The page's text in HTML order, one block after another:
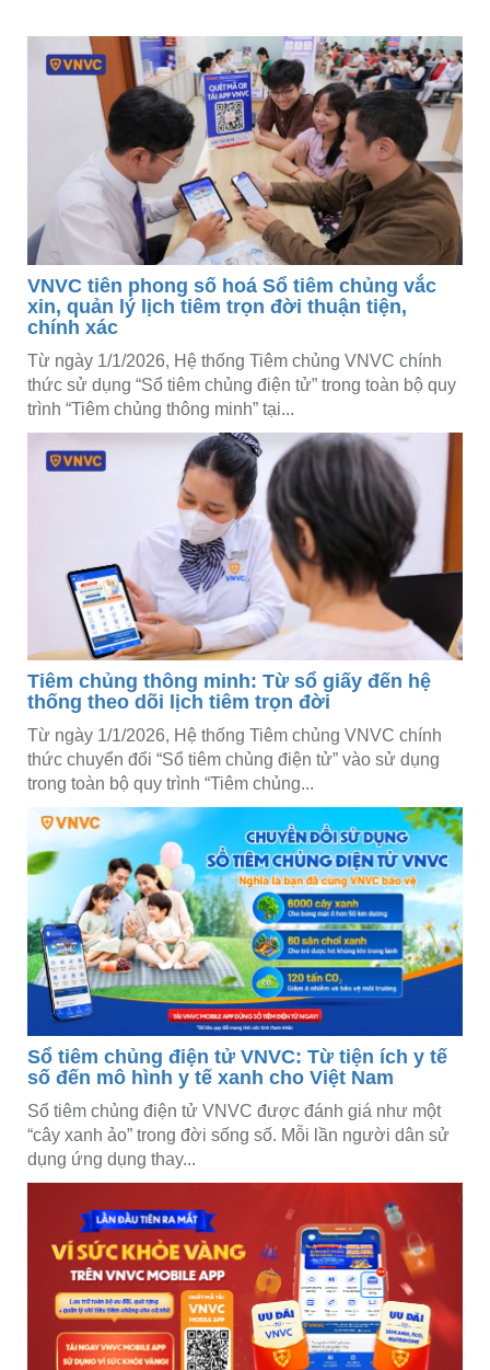
VNVC tiên phong số hoá Sổ tiêm chủng vắc
xin, quản lý lịch tiêm trọn đời thuận tiện,
chính xác
Từ ngày 1/1/2026, Hệ thống Tiêm chủng VNVC chính
thức sử dụng “Sổ tiêm chủng điện tử” trong toàn bộ quy
trình “Tiêm chủng thông minh” tại...
Tiêm chủng thông minh: Từ sổ giấy đến hệ
thống theo dõi lịch tiêm trọn đời
Từ ngày 1/1/2026, Hệ thống Tiêm chủng VNVC chính
thức chuyển đổi “Sổ tiêm chủng điện tử” vào sử dụng
trong toàn bộ quy trình “Tiêm chủng...
Sổ tiêm chủng điện tử VNVC: Từ tiện ích y tế
số đến mô hình y tế xanh cho Việt Nam
Sổ tiêm chủng điện tử VNVC được đánh giá như một
“cây xanh ảo” trong đời sống số. Mỗi lần người dân sử
dụng ứng dụng thay...